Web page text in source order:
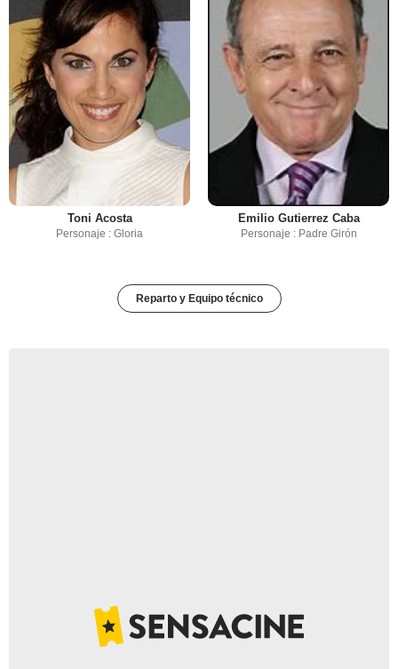
Toni Acosta
Personaje : Gloria
Emilio Gutierrez Caba
Personaje : Padre Girón
Reparto y Equipo técnico